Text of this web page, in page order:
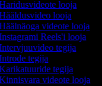
looja
looja
videote looja
Reels'i looja
tegija
tegija
tegija
videote looja